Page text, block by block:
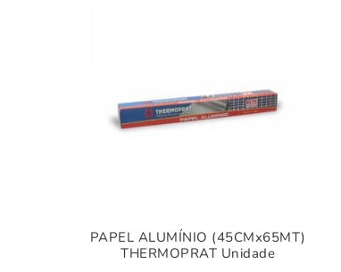
PAPEL ALUMÍNIO (45CMx65MT)
THERMOPRAT Unidade